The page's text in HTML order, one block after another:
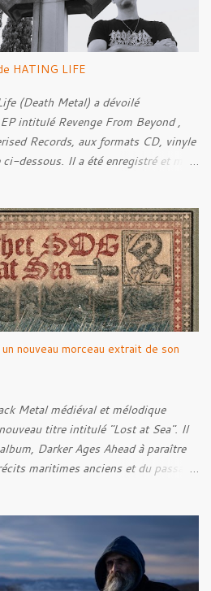
HATING LIFE
(Death Metal) a dévoilé
intitulé Revenge From Beyond ,
Records, aux formats CD, vinyle
dessous. Il a été enregistré et mixé
Revenge From Beyond 06. The
nouveau morceau extrait de son
Metal médiéval et mélodique
titre intitulé "Lost at Sea". Il
Darker Ages Ahead à paraître
maritimes anciens et du passage
développe un propos autour de
face aux épreuves, alors que le
la force de continuer malgré les